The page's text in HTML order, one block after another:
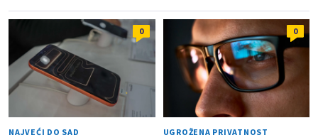
0
NAJVEĆI DO SAD
0
UGROŽENA PRIVATNOST